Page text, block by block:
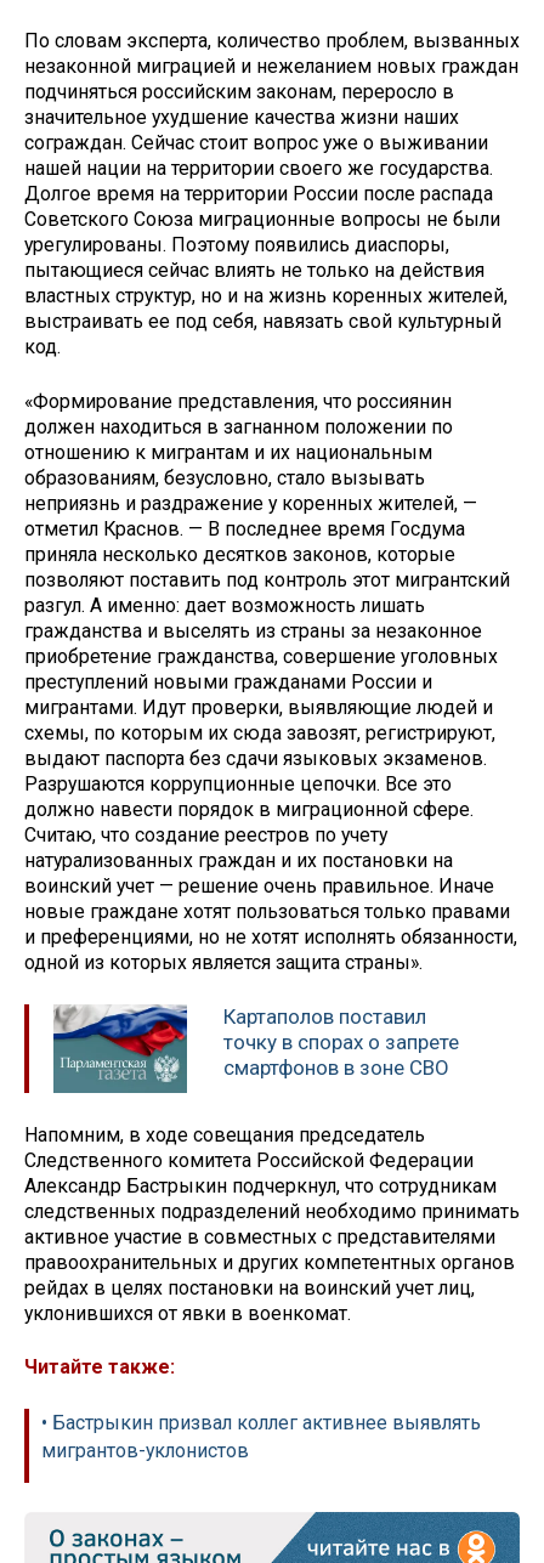
По словам эксперта, количество проблем, вызванных
незаконной миграцией и нежеланием новых граждан
подчиняться российским законам, переросло в
значительное ухудшение качества жизни наших
сограждан. Сейчас стоит вопрос уже о выживании
нашей нации на территории своего же государства.
Долгое время на территории России после распада
Советского Союза миграционные вопросы не были
урегулированы. Поэтому появились диаспоры,
пытающиеся сейчас влиять не только на действия
властных структур, но и на жизнь коренных жителей,
выстраивать ее под себя, навязать свой культурный
код.
«Формирование представления, что россиянин
должен находиться в загнанном положении по
отношению к мигрантам и их национальным
образованиям, безусловно, стало вызывать
неприязнь и раздражение у коренных жителей, —
отметил Краснов. — В последнее время Госдума
приняла несколько десятков законов, которые
позволяют поставить под контроль этот мигрантский
разгул. А именно: дает возможность лишать
гражданства и выселять из страны за незаконное
приобретение гражданства, совершение уголовных
преступлений новыми гражданами России и
мигрантами. Идут проверки, выявляющие людей и
схемы, по которым их сюда завозят, регистрируют,
выдают паспорта без сдачи языковых экзаменов.
Разрушаются коррупционные цепочки. Все это
должно навести порядок в миграционной сфере.
Считаю, что создание реестров по учету
натурализованных граждан и их постановки на
воинский учет — решение очень правильное. Иначе
новые граждане хотят пользоваться только правами
и преференциями, но не хотят исполнять обязанности,
одной из которых является защита страны».
Картаполов поставил
точку в спорах о запрете
смартфонов в зоне СВО
Напомним, в ходе совещания председатель
Следственного комитета Российской Федерации
Александр Бастрыкин подчеркнул, что сотрудникам
следственных подразделений необходимо принимать
активное участие в совместных с представителями
правоохранительных и других компетентных органов
рейдах в целях постановки на воинский учет лиц,
уклонившихся от явки в военкомат.
Читайте также:
• Бастрыкин призвал коллег активнее выявлять
мигрантов-уклонистов